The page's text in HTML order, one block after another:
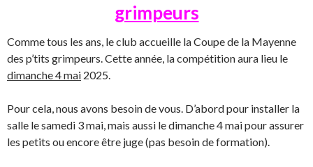
grimpeurs
Comme tous les ans, le club accueille la Coupe de la Mayenne
des p’tits grimpeurs. Cette année, la compétition aura lieu le
dimanche 4 mai 2025.
Pour cela, nous avons besoin de vous. D’abord pour installer la
salle le samedi 3 mai, mais aussi le dimanche 4 mai pour assurer
les petits ou encore être juge (pas besoin de formation).